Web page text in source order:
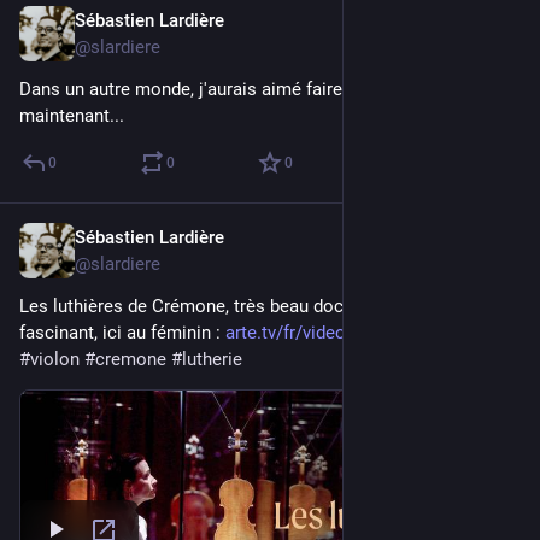
Sébastien Lardière
@slardiere
Dans un autre monde, j'aurais aimé faire ce métier, trop tard
maintenant...
0 0 0
Sébastien Lardière
@slardiere
Les luthières de Crémone, très beau docu sur un métier
fascinant, ici au féminin : arte.tv/fr/videos/123407-000-A
#violon #cremone # lutherie